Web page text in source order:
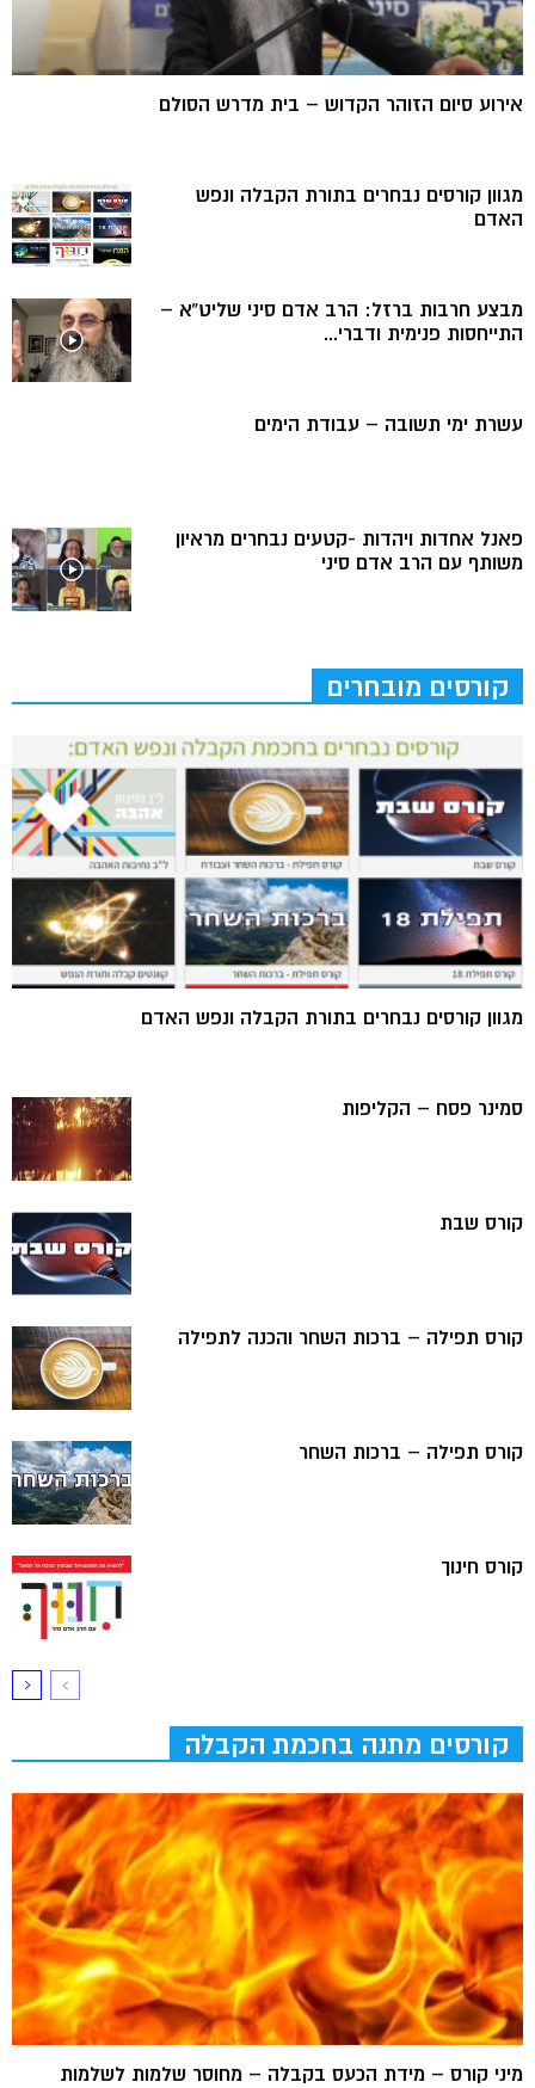
אירוע סיום הזוהר הקדוש – בית מדרש הסולם
מגוון קורסים נבחרים בתורת הקבלה ונפש
האדם
מבצע חרבות ברזל: הרב אדם סיני שליט”א –
התייחסות פנימית ודברי...
עשרת ימי תשובה – עבודת הימים
פאנל אחדות ויהדות -קטעים נבחרים מראיון
משותף עם הרב אדם סיני
קורסים מובחרים
מגוון קורסים נבחרים בתורת הקבלה ונפש האדם
סמינר פסח – הקליפות
קורס שבת
קורס תפילה – ברכות השחר והכנה לתפילה
קורס תפילה – ברכות השחר
קורס חינוך
קורסים מתנה בחכמת הקבלה
מיני קורס – מידת הכעס בקבלה – מחוסר שלמות לשלמות